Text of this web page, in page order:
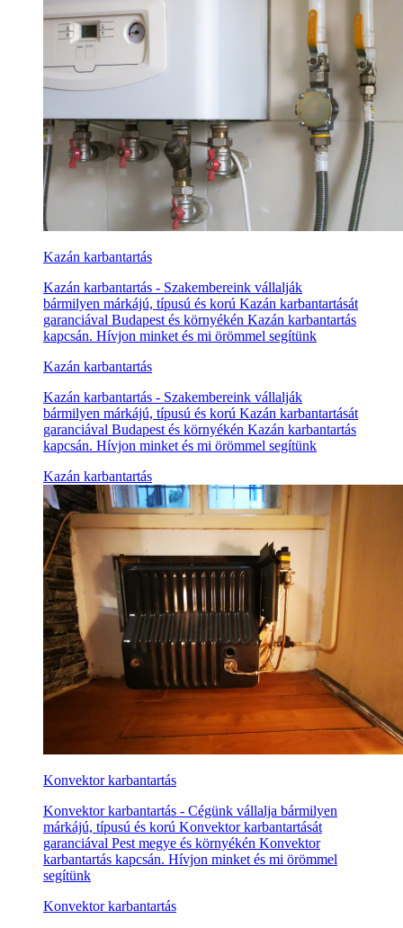
Kazán karbantartás
Kazán karbantartás - Szakembereink vállalják
bármilyen márkájú, típusú és korú Kazán karbantartását
garanciával Budapest és környékén Kazán karbantartás
kapcsán. Hívjon minket és mi örömmel segítünk
Kazán karbantartás
Kazán karbantartás - Szakembereink vállalják
bármilyen márkájú, típusú és korú Kazán karbantartását
garanciával Budapest és környékén Kazán karbantartás
kapcsán. Hívjon minket és mi örömmel segítünk
Kazán karbantartás
Konvektor karbantartás
Konvektor karbantartás - Cégünk vállalja bármilyen
márkájú, típusú és korú Konvektor karbantartását
garanciával Pest megye és környékén Konvektor
karbantartás kapcsán. Hívjon minket és mi örömmel
segítünk
Konvektor karbantartás